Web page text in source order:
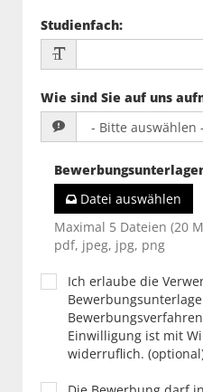
Studienfach:
Wie sind Sie auf uns
Datei auswählen
Maximal 5 Dateien (20
pdf, jpeg, jpg, png
Ich erlaube die
Einwilligung ist mit
widerruflich.